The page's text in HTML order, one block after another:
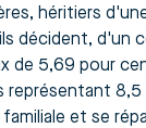
héritiers
décident, d'un
5,69 pour
représentant
et se